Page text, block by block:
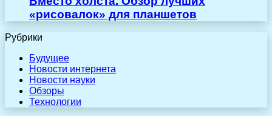
«рисовалок» для планшетов
Рубрики
Будущее
Новости интернета
Новости науки
Обзоры
Технологии